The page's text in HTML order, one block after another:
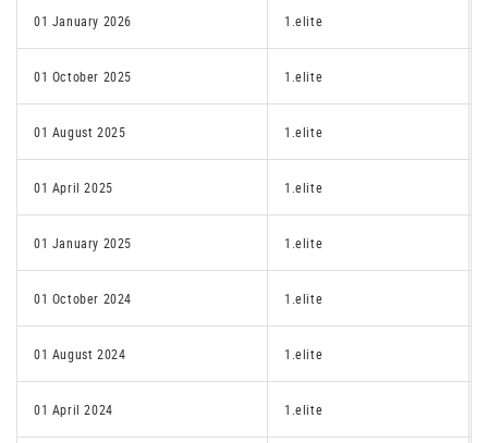
01 January 2026 1.elite
01 October 2025 1.elite
01 August 2025 1.elite
01 April 2025 1.elite
01 January 2025 1.elite
01 October 2024 1.elite
01 August 2024 1.elite
01 April 2024 1.elite